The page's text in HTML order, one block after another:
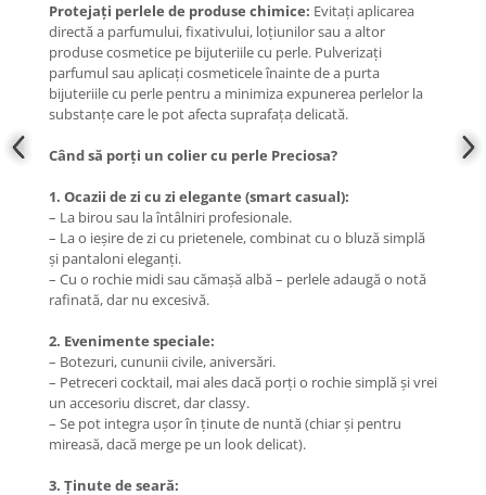
Protejați perlele de produse chimice: Evitați aplicarea
directă a parfumului, fixativului, loțiunilor sau a altor
produse cosmetice pe bijuteriile cu perle. Pulverizați
parfumul sau aplicați cosmeticele înainte de a purta
bijuteriile cu perle pentru a minimiza expunerea perlelor la
substanțe care le pot afecta suprafața delicată.
Când să porți un colier cu perle Preciosa?
1. Ocazii de zi cu zi elegante (smart casual):
– La birou sau la întâlniri profesionale.
– La o ieșire de zi cu prietenele, combinat cu o bluză simplă
și pantaloni eleganți.
– Cu o rochie midi sau cămașă albă – perlele adaugă o notă
rafinată, dar nu excesivă.
2. Evenimente speciale:
– Botezuri, cununii civile, aniversări.
– Petreceri cocktail, mai ales dacă porți o rochie simplă și vrei
un accesoriu discret, dar classy.
– Se pot integra ușor în ținute de nuntă (chiar și pentru
mireasă, dacă merge pe un look delicat).
3. Ținute de seară: